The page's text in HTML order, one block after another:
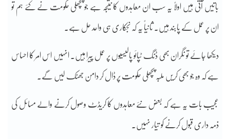
باتیں آتی ہیں اولاً یہ سب ان معاہدوں کا نتیجہ ہے جو پچھلی حکومت نے کئے ہم تو
ان پر عمل کے پابند ہیں۔ ثانیاً یہ کہ نجکاری ہی واحد حل ہے۔
دیکھا جائے تو نگران بھی ڈنگ ٹپائو پالیسیوں پر عمل پیرا ہیں۔ انہیں اس امر کا احساس
ہے کہ وہ جو بھی کریں ملبہ پچھلی حکومت پر ڈال کر دامن جھٹک لیں گے۔
عجیب بات یہ ہے کہ بعض نئے معاہدوں کا کریڈٹ وصول کرنے والے مسائل کی
ذمہ داری قبول کرنے کو تیار نہیں۔